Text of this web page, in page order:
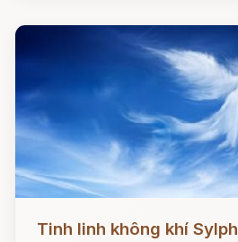
Tinh linh không khí Sylph